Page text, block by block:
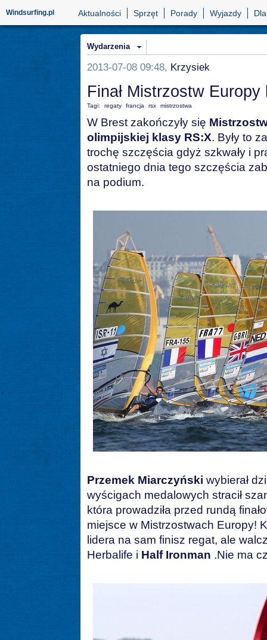
Windsurfing.pl Aktualności Sprzęt Porady Wyjazdy
Wydarzenia
2013-07-08 09:48, Krzysiek
Finał Mistrzostw
Tagi: regaty francja rsx mistrzostwa
W Brest zakończyły się
olimpijskiej klasy RS:X. Były to
trochę szczęścia gdyż szkwały i
ostatniego dnia tego szczęścia
na podium.
Przemek Miarczyński wybierał
wyścigach medalowych stracił
która prowadziła przed rundą
miejsce w Mistrzostwach Europy!
lidera na sam finisz regat, ale
Herbalife i Half Ironman .Nie ma